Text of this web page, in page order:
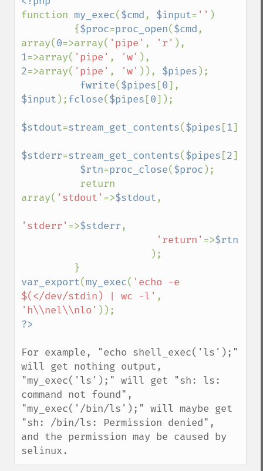
function my_exec($cmd, $input= '' )
         {
$proc=proc_open($cmd,
array(0=>array( 'pipe' , 'r'
1=>array( 'pipe' , 'w'
2=>array( 'pipe' , 'w' )), $pipes );
fwrite($pipes [0
$input );fclose($pipes [0]);
$stdout=stream_get_contents($pipes [1]);
$stderr=stream_get_contents($pipes [2]);
$rtn=proc_close($proc );
array( 'stdout' =>$stdout,
'stderr' =>$stderr,
'return' =>$rtn
);
var_export(my_exec( 'echo -e
$(</dev/stdin) | wc -l'
'h\\nel\\nlo'
For example, "echo shell_exec('ls');"
will get nothing output,
"my_exec('ls');" will get "sh: ls:
command not found",
"my_exec('/bin/ls');" will maybe get
"sh: /bin/ls: Permission denied",
and the permission may be caused by
selinux.